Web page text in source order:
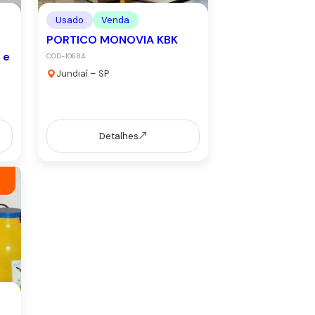
Usado Venda
PORTICO MONOVIA KBK
COD-10684
Jundiaí – SP
Detalhes